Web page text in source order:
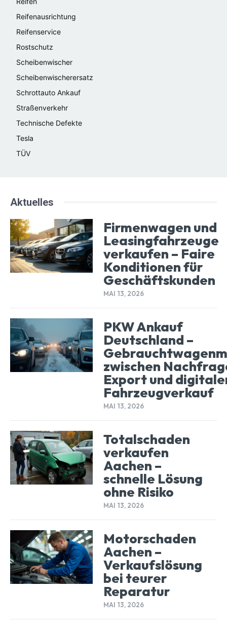
Reifenausrichtung
Reifenservice
Rostschutz
Scheibenwischer
Scheibenwischerersatz
Schrottauto Ankauf
Straßenverkehr
Technische Defekte
Tesla
TÜV
Aktuelles
Firmenwagen und
Leasingfahrzeuge
verkaufen – Faire
Konditionen für
Geschäftskunden
MAI 13, 2026
PKW Ankauf
Deutschland –
zwischen
Export und
Fahrzeugverkauf
MAI 13, 2026
Totalschaden
verkaufen
Aachen –
schnelle Lösung
ohne Risiko
MAI 13, 2026
Motorschaden
Aachen –
Verkaufslösung
bei teurer
Reparatur
MAI 13, 2026